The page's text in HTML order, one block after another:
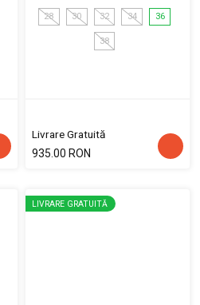
28 30 32 34 36
38
Livrare Gratuită
935.00 RON
LIVRARE GRATUITĂ